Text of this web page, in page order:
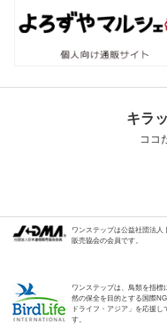
キラ
ココ
ワンステップは公益社団法人
販売協会の会員です。
ワンステップは、鳥類を指標
然の保全を目的とする国際
ドライフ・アジア」を応援し
す。